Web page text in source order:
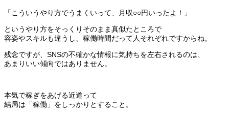
「こういうやり方でうまくいって、月収○○円いったよ！」
というやり方をそっくりそのまま真似たところで
容姿やスキルも違うし、稼働時間だって人それぞれですからね。
残念ですが、SNSの不確かな情報に気持ちを左右されるのは、
あまりいい傾向ではありません。
本気で稼ぎをあげる近道って
結局は「稼働」をしっかりとすること。